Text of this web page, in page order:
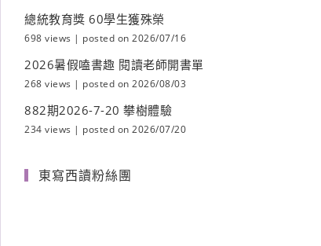
總統教育獎 60學生獲殊榮
698 views | posted on 2026/07/16
2026暑假嗑書趣 閱讀老師開書單
268 views | posted on 2026/08/03
882期2026-7-20 攀樹體驗
234 views | posted on 2026/07/20
東寫西讀粉絲團